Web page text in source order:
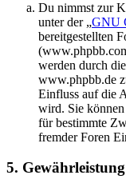
Du nimmst zur
unter der „GNU
bereitgestellten
werden durch
www.phpbb.de
Einfluss auf die
wird. Sie
für bestimmte
fremder Foren
5. Gewährleistung